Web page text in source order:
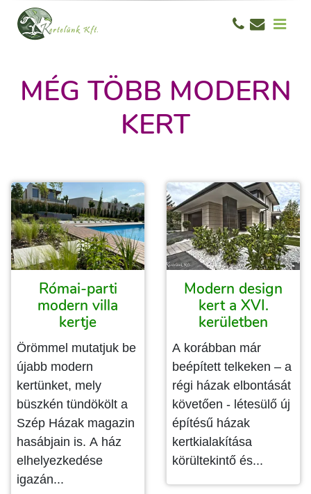
MÉG TÖBB MODERN
KERT
Római-parti
modern villa
kertje
Örömmel mutatjuk be
újabb modern
kertünket, mely
büszkén tündökölt a
Szép Házak magazin
hasábjain is. A ház
elhelyezkedése
igazán...
Modern design
kert a XVI.
kerületben
A korábban már
beépített telkeken – a
régi házak elbontását
követően - létesülő új
építésű házak
kertkialakítása
körültekintő és...